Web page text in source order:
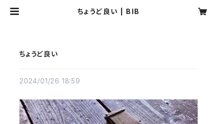
ちょうど良い | BIB
ちょうど良い
2024/01/26 18:59